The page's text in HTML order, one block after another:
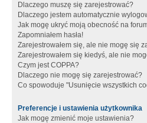
Dlaczego muszę się zarejestrować?
Dlaczego jestem automatycznie
Jak mogę ukryć moją obecność na
Zapomniałem hasła!
Zarejestrowałem się, ale nie mogę się
Zarejestrowałem się kiedyś, ale nie
Czym jest COPPA?
Dlaczego nie mogę się zarejestrować?
Co spowoduje "Usunięcie wszystkich
Preferencje i ustawienia użytkownika
Jak mogę zmienić moje ustawienia?